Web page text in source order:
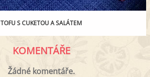
TOFU S CUKETOU A SALÁTEM
KOMENTÁŘE
Žádné komentáře.